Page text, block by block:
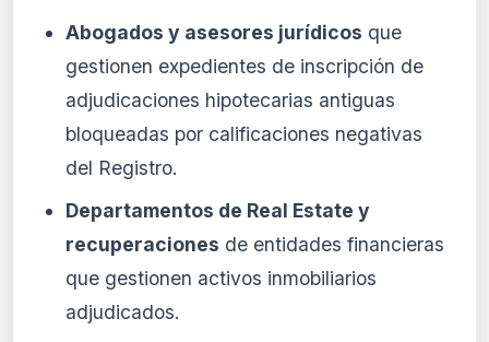
Abogados y asesores jurídicos que
gestionen expedientes de inscripción de
adjudicaciones hipotecarias antiguas
bloqueadas por calificaciones negativas
del Registro.
Departamentos de Real Estate y
recuperaciones de entidades financieras
que gestionen activos inmobiliarios
adjudicados.